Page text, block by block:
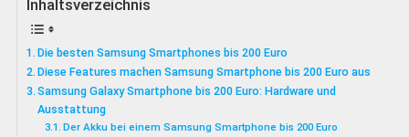
Inhaltsverzeichnis
Die besten Samsung Smartphones bis 200 Euro
Diese Features machen Samsung Smartphone bis 200 Euro aus
Samsung Galaxy Smartphone bis 200 Euro: Hardware und
Ausstattung
Der Akku bei einem Samsung Smartphone bis 200 Euro